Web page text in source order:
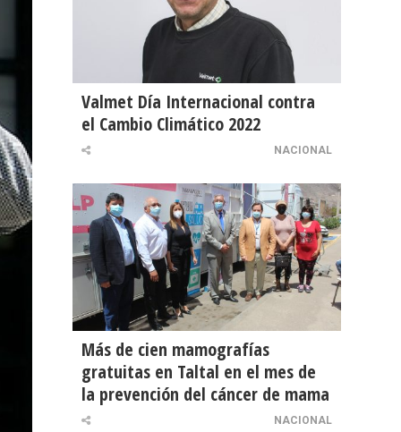
Valmet Día Internacional contra
el Cambio Climático 2022
NACIONAL
Más de cien mamografías
gratuitas en Taltal en el mes de
la prevención del cáncer de mama
NACIONAL